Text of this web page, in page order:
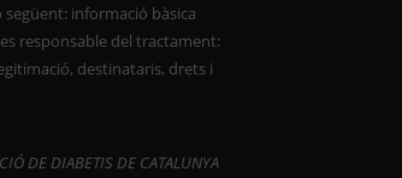
informació bàsica
responsable del tractament:
destinataris, drets i
DE DIABETIS DE CATALUNYA